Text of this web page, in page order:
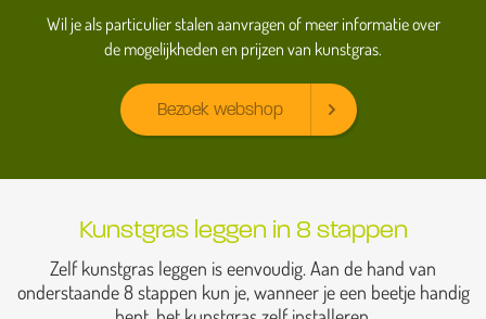
Wil je als particulier stalen aanvragen of meer informatie over
de mogelijkheden en prijzen van kunstgras.
Bezoek webshop
Kunstgras leggen in 8 stappen
Zelf kunstgras leggen is eenvoudig. Aan de hand van
onderstaande 8 stappen kun je, wanneer je een beetje handig